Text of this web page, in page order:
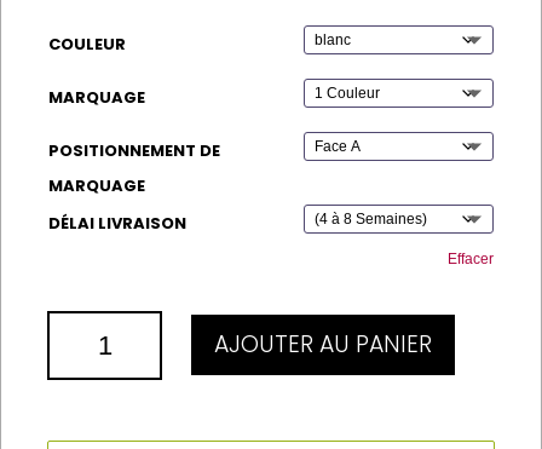
COULEUR
MARQUAGE
POSITIONNEMENT DE
MARQUAGE
DÉLAI LIVRAISON
Effacer
VERRE
PIED
AJOUTER AU PANIER